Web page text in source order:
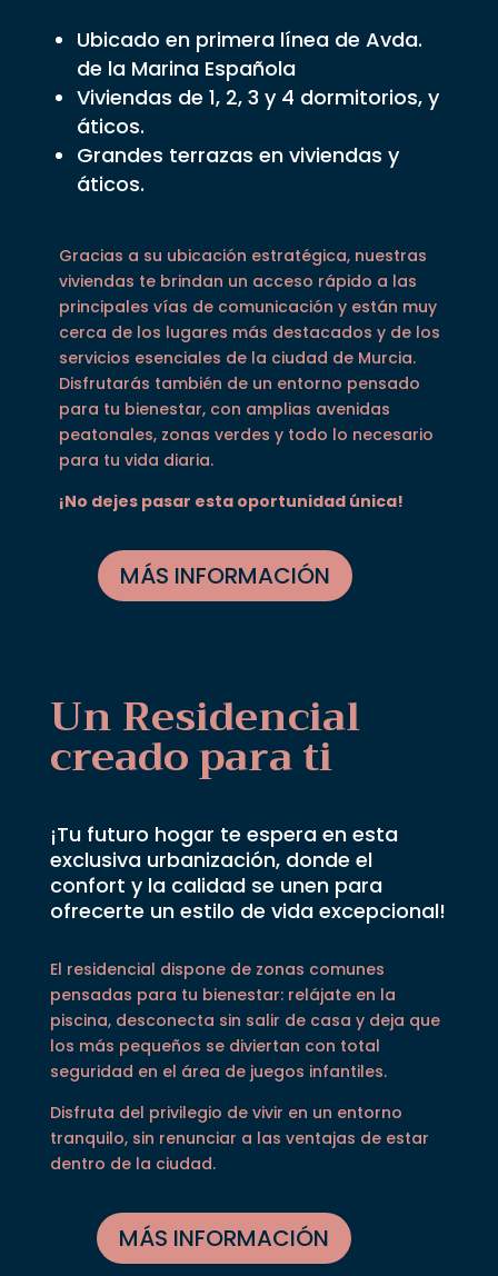
Ubicado en primera línea de Avda.
de la Marina Española
Viviendas de 1, 2, 3 y 4 dormitorios, y
áticos.
Grandes terrazas en viviendas y
áticos.
Gracias a su ubicación estratégica, nuestras
viviendas te brindan un acceso rápido a las
principales vías de comunicación y están muy
cerca de los lugares más destacados y de los
servicios esenciales de la ciudad de Murcia.
Disfrutarás también de un entorno pensado
para tu bienestar, con amplias avenidas
peatonales, zonas verdes y todo lo necesario
para tu vida diaria.
¡No dejes pasar esta oportunidad única!
MÁS INFORMACIÓN
Un Residencial
creado para ti
exclusiva urbanización, donde el
confort y la calidad se unen para
ofrecerte un estilo de vida excepcional!
El residencial dispone de zonas comunes
pensadas para tu bienestar: relájate en la
piscina, desconecta sin salir de casa y deja que
los más pequeños se diviertan con total
Disfruta del privilegio de vivir en un entorno
tranquilo, sin renunciar a las ventajas de estar